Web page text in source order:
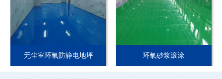
无尘室环氧防静电地坪 环氧砂浆滚涂